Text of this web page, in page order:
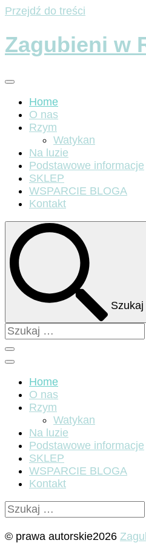
Przejdź do treści
Zagubieni w
Home
O nas
Rzym
Watykan
Na luzie
Podstawowe informacje
SKLEP
WSPARCIE BLOGA
Kontakt
Szukaj
Szukaj:
Home
O nas
Rzym
Watykan
Na luzie
Podstawowe informacje
SKLEP
WSPARCIE BLOGA
Kontakt
Szukaj:
© prawa autorskie2026